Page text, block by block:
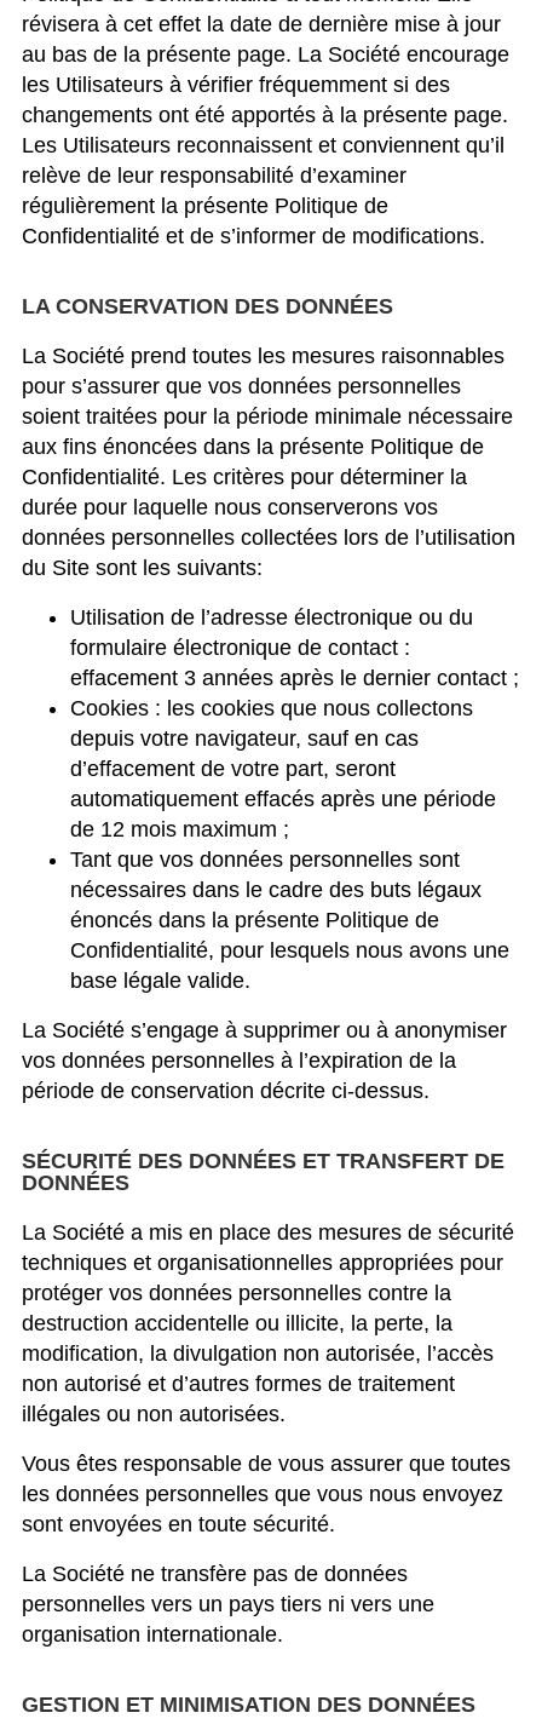
révisera à cet effet la date de dernière mise à jour
au bas de la présente page. La Société encourage
les Utilisateurs à vérifier fréquemment si des
changements ont été apportés à la présente page.
Les Utilisateurs reconnaissent et conviennent qu’il
relève de leur responsabilité d’examiner
régulièrement la présente Politique de
Confidentialité et de s’informer de modifications.
LA CONSERVATION DES DONNÉES
La Société prend toutes les mesures raisonnables
pour s’assurer que vos données personnelles
soient traitées pour la période minimale nécessaire
aux fins énoncées dans la présente Politique de
Confidentialité. Les critères pour déterminer la
durée pour laquelle nous conserverons vos
données personnelles collectées lors de l’utilisation
du Site sont les suivants:
Utilisation de l’adresse électronique ou du
formulaire électronique de contact :
effacement 3 années après le dernier contact ;
Cookies : les cookies que nous collectons
depuis votre navigateur, sauf en cas
d’effacement de votre part, seront
automatiquement effacés après une période
de 12 mois maximum ;
Tant que vos données personnelles sont
nécessaires dans le cadre des buts légaux
énoncés dans la présente Politique de
Confidentialité, pour lesquels nous avons une
base légale valide.
La Société s’engage à supprimer ou à anonymiser
vos données personnelles à l’expiration de la
période de conservation décrite ci-dessus.
SÉCURITÉ DES DONNÉES ET TRANSFERT DE
DONNÉES
La Société a mis en place des mesures de sécurité
techniques et organisationnelles appropriées pour
protéger vos données personnelles contre la
destruction accidentelle ou illicite, la perte, la
modification, la divulgation non autorisée, l’accès
non autorisé et d’autres formes de traitement
illégales ou non autorisées.
Vous êtes responsable de vous assurer que toutes
les données personnelles que vous nous envoyez
sont envoyées en toute sécurité.
La Société ne transfère pas de données
personnelles vers un pays tiers ni vers une
organisation internationale.
GESTION ET MINIMISATION DES DONNÉES